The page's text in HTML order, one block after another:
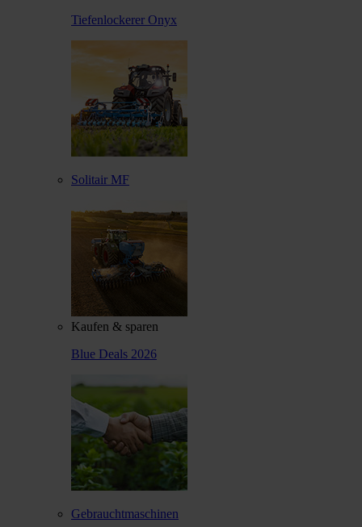
Tiefenlockerer Onyx
Solitair MF
Kaufen & sparen
Blue Deals 2026
Gebrauchtmaschinen